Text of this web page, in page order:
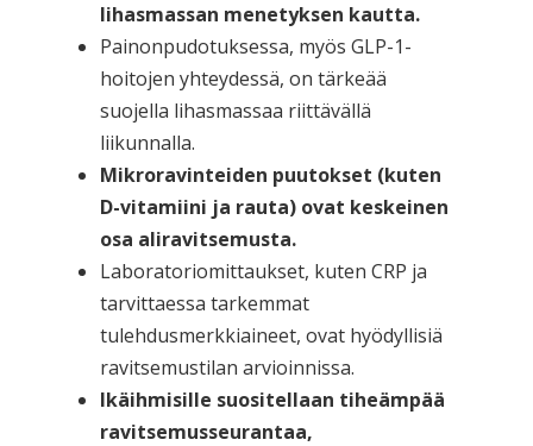
lihasmassan menetyksen kautta.
Painonpudotuksessa, myös GLP-1-
hoitojen yhteydessä, on tärkeää
suojella lihasmassaa riittävällä
liikunnalla.
Mikroravinteiden puutokset (kuten
D-vitamiini ja rauta) ovat keskeinen
osa aliravitsemusta.
Laboratoriomittaukset, kuten CRP ja
tarvittaessa tarkemmat
tulehdusmerkkiaineet, ovat hyödyllisiä
ravitsemustilan arvioinnissa.
Ikäihmisille suositellaan tiheämpää
ravitsemusseurantaa,